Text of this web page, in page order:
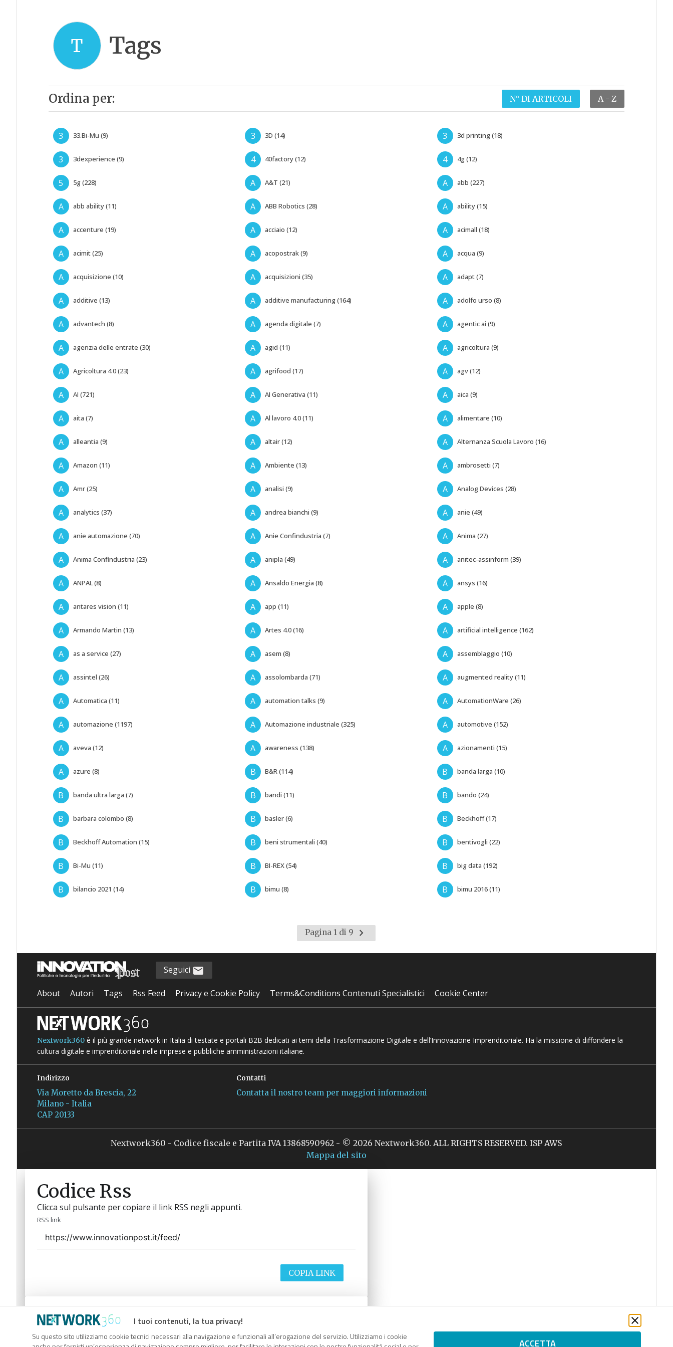
T Tags
Ordina per: N° DI ARTICOLI A - Z
3 33.Bi-Mu (9) 3 3D (14) 3 3d printing (18)
3 3dexperience (9) 4 40factory (12) 4 4g (12)
5 5g (228) A A&T (21) A abb (227)
A abb ability (11) A ABB Robotics (28) A ability (15)
A accenture (19) A acciaio (12) A acimall (18)
A acimit (25) A acopostrak (9) A acqua (9)
A acquisizione (10) A acquisizioni (35) A adapt (7)
A additive (13) A additive manufacturing (164) A adolfo urso (8)
A advantech (8) A agenda digitale (7) A agentic ai (9)
A agenzia delle entrate (30) A agid (11) A agricoltura (9)
A Agricoltura 4.0 (23) A agrifood (17) A agv (12)
A AI (721) A AI Generativa (11) A aica (9)
A aita (7) A Al lavoro 4.0 (11) A alimentare (10)
A alleantia (9) A altair (12) A Alternanza Scuola Lavoro (16)
A Amazon (11) A Ambiente (13) A ambrosetti (7)
A Amr (25) A analisi (9) A Analog Devices (28)
A analytics (37) A andrea bianchi (9) A anie (49)
A anie automazione (70) A Anie Confindustria (7) A Anima (27)
A Anima Confindustria (23) A anipla (49) A anitec-assinform (39)
A ANPAL (8) A Ansaldo Energia (8) A ansys (16)
A antares vision (11) A app (11) A apple (8)
A Armando Martin (13) A Artes 4.0 (16) A artificial intelligence (162)
A as a service (27) A asem (8) A assemblaggio (10)
A assintel (26) A assolombarda (71) A augmented reality (11)
A Automatica (11) A automation talks (9) A AutomationWare (26)
A automazione (1197) A Automazione industriale (325) A automotive (152)
A aveva (12) A awareness (138) A azionamenti (15)
A azure (8) B B&R (114) B banda larga (10)
B banda ultra larga (7) B bandi (11) B bando (24)
B barbara colombo (8) B basler (6) B Beckhoff (17)
B Beckhoff Automation (15) B beni strumentali (40) B bentivogli (22)
B Bi-Mu (11) B BI-REX (54) B big data (192)
B bilancio 2021 (14) B bimu (8) B bimu 2016 (11)
Pagina 1 di 9
Pagina
successiva
I tuoi contenuti, la tua privacy!
Su questo sito utilizziamo cookie tecnici necessari alla navigazione e funzionali all’erogazione del servizio. Utilizziamo i cookie
ACCETTA
Seguici
About Autori Tags Rss Feed Privacy e Cookie Policy Terms&Conditions Contenuti Specialistici Cookie Center
Nextwork360è il più grande network in Italia di testate e portali B2B dedicati ai temi della Trasformazione Digitale e dell’Innovazione Imprenditoriale. Ha la missione di diffondere la
cultura digitale e imprenditoriale nelle imprese e pubbliche amministrazioni italiane.
Indirizzo
Via Moretto da Brescia, 22
Milano - Italia
CAP 20133
Contatti
Contatta il nostro team per maggiori informazioni
Nextwork360 - Codice fiscale e Partita IVA 13868590962 - © 2026 Nextwork360. ALL RIGHTS RESERVED. ISP AWS
Mappa del sito
Codice Rss
Clicca sul pulsante per copiare il link RSS negli appunti.
RSS link
COPIA LINK
Codice Rss
Clicca sul pulsante per copiare il link RSS negli appunti.